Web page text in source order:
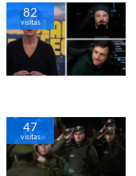
82
visitas
47
visitas